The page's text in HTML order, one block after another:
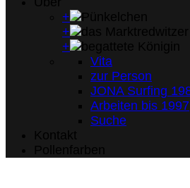
+
+
+
Vita
zur Person
JONA Surfing
Arbeiten bis 1997
Suche